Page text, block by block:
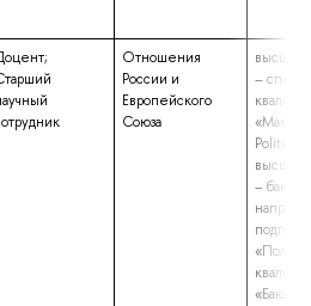
Отношения
России и
Европейского
Союза
высшее
–
«Master
Political
высшее
–